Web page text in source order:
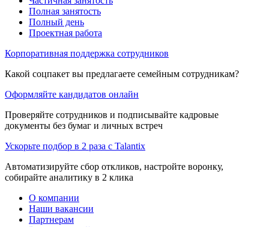
Полная занятость
Полный день
Проектная работа
Корпоративная поддержка сотрудников
Какой соцпакет вы предлагаете семейным сотрудникам?
Оформляйте кандидатов онлайн
Проверяйте сотрудников и подписывайте кадровые
документы без бумаг и личных встреч
Ускорьте подбор в 2 раза с Talantix
Автоматизируйте сбор откликов, настройте воронку,
собирайте аналитику в 2 клика
О компании
Наши вакансии
Партнерам